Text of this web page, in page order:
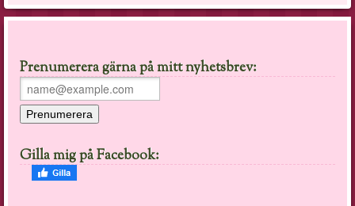
Prenumerera gärna på mitt nyhetsbrev:
Gilla mig på Facebook: